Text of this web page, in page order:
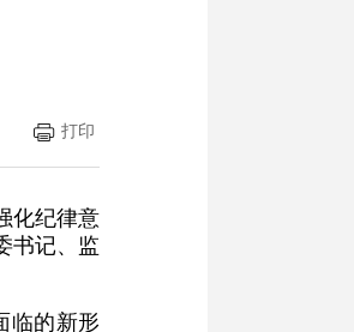
打印
化纪律意
书记、监
临的新形